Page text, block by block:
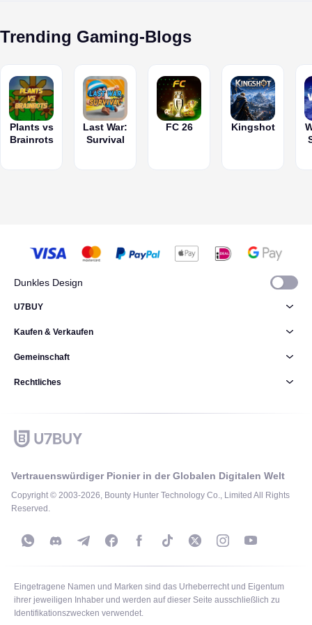
Gratis-
Belohnungen
Trending Gaming-Blogs
Plants vs
Brainrots
Last War:
Survival
FC 26 Kingshot
Dunkles Design
Vertrauenswürdiger Pionier in der Globalen Digitalen Welt
Copyright © 2003-2026, Bounty Hunter Technology Co., Limited All Rights
Reserved.
U7BUY
Kaufen & Verkaufen
Gemeinschaft
Rechtliches
Eingetragene Namen und Marken sind das Urheberrecht und Eigentum
ihrer jeweiligen Inhaber und werden auf dieser Seite ausschließlich zu
Identifikationszwecken verwendet.